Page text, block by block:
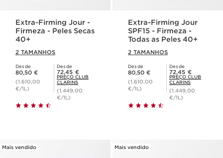
Extra-Firming Jour -
Firmeza - Peles Secas
40+
2 TAMANHOS
Desde
Preço atual 80,50 €
80,50 €
(1.610,00
€/1L)
Desde
Preço Club Clarins 72,45 €
72,45 €
PREÇO CLUB
CLARINS
(1.449,00
€/1L)
Extra-Firming Jour
SPF15 - Firmeza -
Todas as Peles 40+
2 TAMANHOS
Desde
Preço atual 80,50 €
80,50 €
(1.610,00
€/1L)
Desde
Preço Club Clarins 72,45 €
72,45 €
PREÇO CLUB
CLARINS
(1.449,00
€/1L)
Mais vendido Mais vendido